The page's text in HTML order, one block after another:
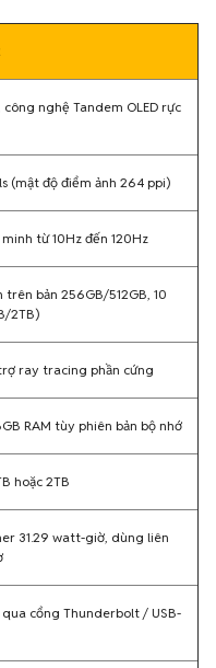
công nghệ Tandem OLED rực
(mật độ điểm ảnh 264 ppi)
từ 10Hz đến 120Hz
bản 256GB/512GB, 10
2TB)
ray tracing phần cứng
RAM tùy phiên bản bộ nhớ
hoặc 2TB
31.29 watt-giờ, dùng liên
cổng Thunderbolt / USB-